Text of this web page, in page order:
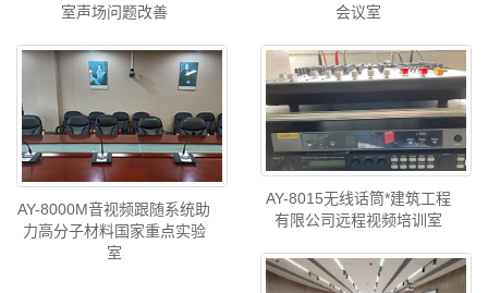
室声场问题改善
会议室
AY-8000M音视频跟随系统助
力高分子材料国家重点实验
室
AY-8015无线话筒*建筑工程
有限公司远程视频培训室